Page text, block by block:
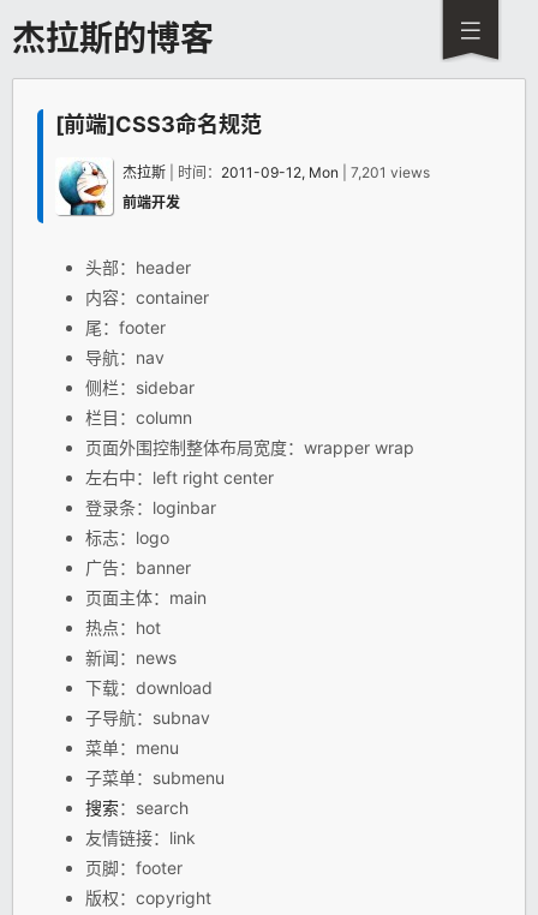
杰拉斯的博客
[前端]CSS3命名规范
杰拉斯 | 时间： 2011-09-12, Mon | 7,201 views
前端开发
头部：header
内容：container
尾：footer
导航：nav
侧栏：sidebar
栏目：column
页面外围控制整体布局宽度：wrapper wrap
左右中：left right center
登录条：loginbar
标志：logo
广告：banner
页面主体：main
热点：hot
新闻：news
下载：download
子导航：subnav
菜单：menu
子菜单：submenu
搜索：search
友情链接：link
页脚：footer
版权：copyright